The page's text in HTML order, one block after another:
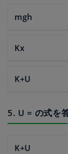
mgh
Kx
K+U
5. U = の式を
K+U